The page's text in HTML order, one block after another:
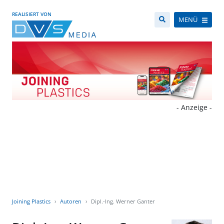
REALISIERT VON
MENÜ
- Anzeige -
Joining Plastics Autoren Dipl.-Ing. Werner Ganter